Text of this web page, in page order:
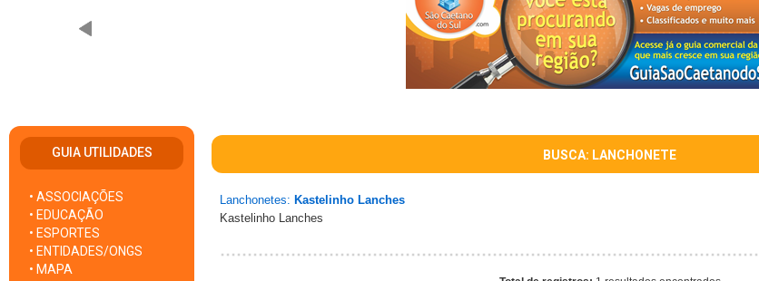
GUIA UTILIDADES
• ASSOCIAÇÕES
• EDUCAÇÃO
• ESPORTES
• ENTIDADES/ONGS
• MAPA
BUSCA: LANCHONETE
Lanchonetes: Kastelinho Lanches
Kastelinho Lanches